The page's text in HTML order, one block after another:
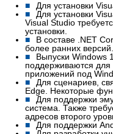
Для установки
Для установки
Visual Studio
установки.
В составе .NET
более ранних версий.
Выпуски Windows
поддерживаются для
приложений под
Для сценариев,
Edge. Некоторые
Для поддержки
система. Также
адресов второго
Для поддержки